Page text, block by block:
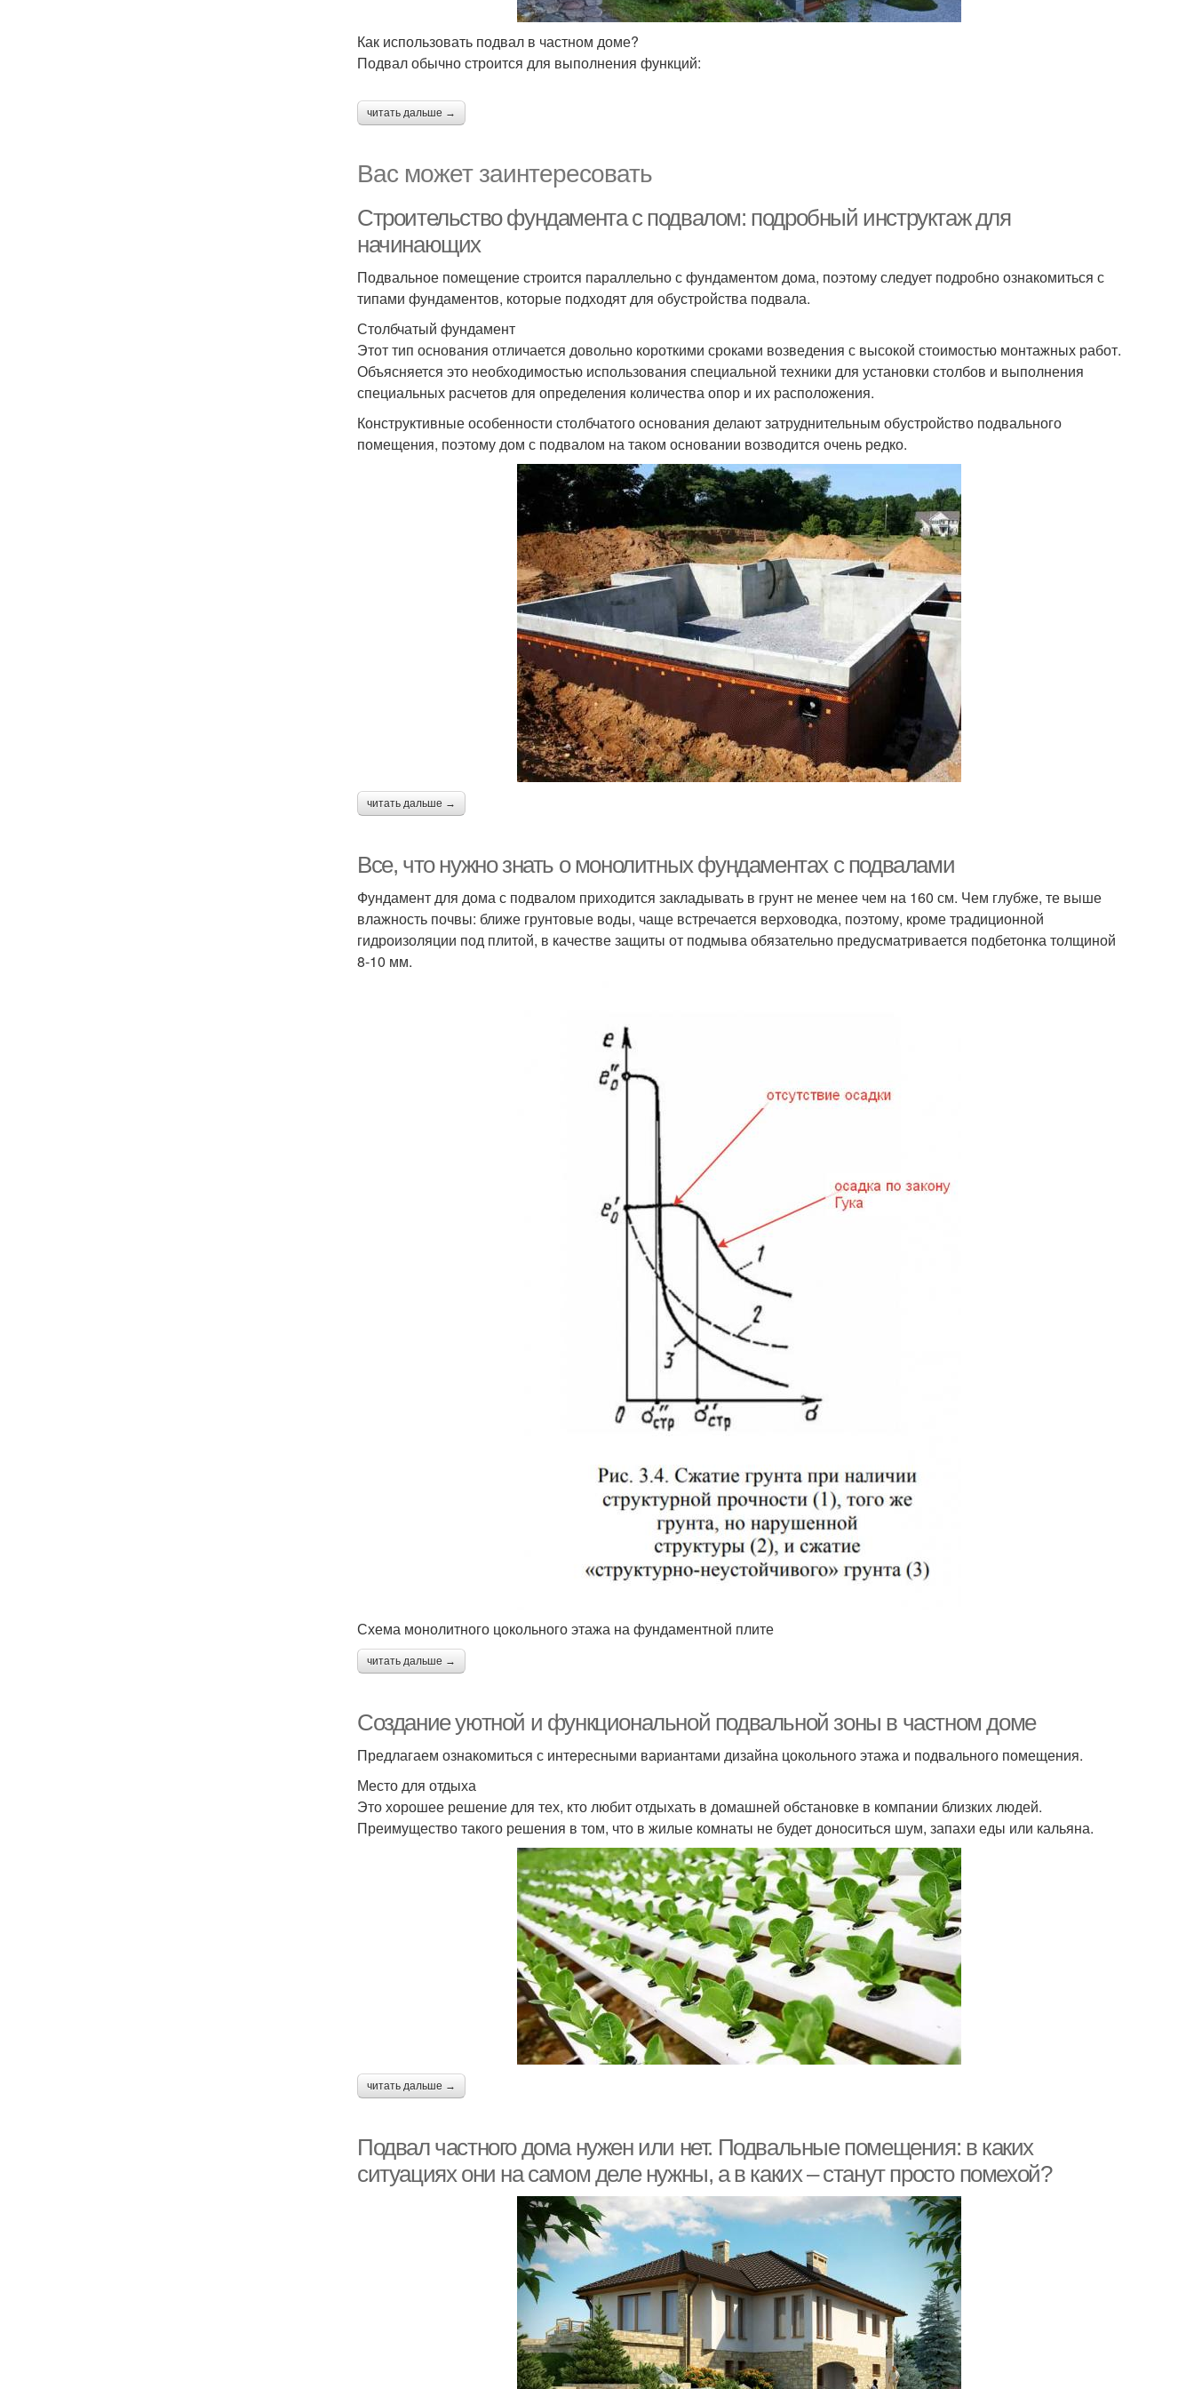
Как использовать подвал в частном доме?
Подвал обычно строится для выполнения функций:
читать дальше →
Вас может заинтересовать
Строительство фундамента с подвалом: подробный инструктаж для
начинающих
Подвальное помещение строится параллельно с фундаментом дома, поэтому следует подробно ознакомиться с
типами фундаментов, которые подходят для обустройства подвала.
Столбчатый фундамент
Этот тип основания отличается довольно короткими сроками возведения с высокой стоимостью монтажных работ.
Объясняется это необходимостью использования специальной техники для установки столбов и выполнения
специальных расчетов для определения количества опор и их расположения.
Конструктивные особенности столбчатого основания делают затруднительным обустройство подвального
помещения, поэтому дом с подвалом на таком основании возводится очень редко.
читать дальше →
Все, что нужно знать о монолитных фундаментах с подвалами
Фундамент для дома с подвалом приходится закладывать в грунт не менее чем на 160 см. Чем глубже, те выше
влажность почвы: ближе грунтовые воды, чаще встречается верховодка, поэтому, кроме традиционной
гидроизоляции под плитой, в качестве защиты от подмыва обязательно предусматривается подбетонка толщиной
8-10 мм.
Схема монолитного цокольного этажа на фундаментной плите
читать дальше →
Создание уютной и функциональной подвальной зоны в частном доме
Предлагаем ознакомиться с интересными вариантами дизайна цокольного этажа и подвального помещения.
Место для отдыха
Это хорошее решение для тех, кто любит отдыхать в домашней обстановке в компании близких людей.
Преимущество такого решения в том, что в жилые комнаты не будет доноситься шум, запахи еды или кальяна.
читать дальше →
Подвал частного дома нужен или нет. Подвальные помещения: в каких
ситуациях они на самом деле нужны, а в каких – станут просто помехой?